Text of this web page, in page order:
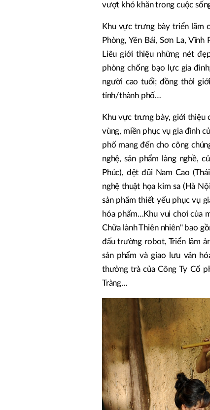
vượt khó khăn trong cuộc
Khu vực trưng bày triển lãm
Phòng, Yên Bái, Sơn La,
Liêu giới thiệu những nét
phòng chống bạo lực gia
người cao tuổi; đồng thời
tỉnh/thành phố…
Khu vực trưng bày, giới thiệu
vùng, miền phục vụ gia đình
phố mang đến cho công
nghệ, sản phẩm làng nghề,
Phúc), dệt đũi Nam Cao
nghệ thuật họa kim sa (Hà
sản phẩm thiết yếu phục vụ
hóa phẩm…Khu vui chơi của
Chữa lành Thiên nhiên" bao
đấu trường robot, Triển lãm
sản phẩm và giao lưu văn
thưởng trà của Công Ty Cổ
Tràng…